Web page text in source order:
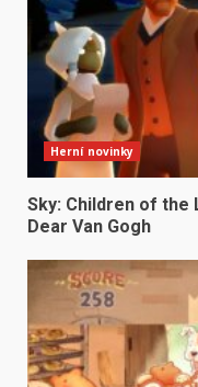
Herní novinky
Sky: Children of
Dear Van Gogh